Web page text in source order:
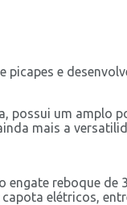
e
possui um amplo
mais a
reboque
elétricos,